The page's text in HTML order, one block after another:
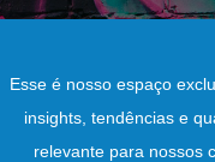
Esse é nosso espaço
insights, tendências e
relevante para nossos